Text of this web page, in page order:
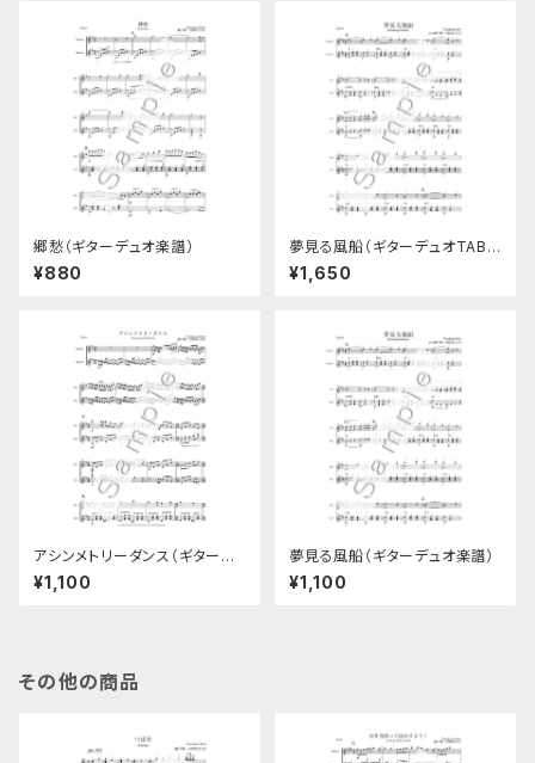
郷愁（ギターデュオ楽譜）
¥880
夢見る風船（ギターデュオTAB
譜付き楽譜）
¥1,650
アシンメトリーダンス（ギターデ
ュオ楽譜）
¥1,100
夢見る風船（ギターデュオ楽譜）
¥1,100
その他の商品